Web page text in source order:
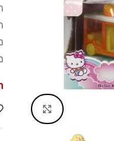
Click to